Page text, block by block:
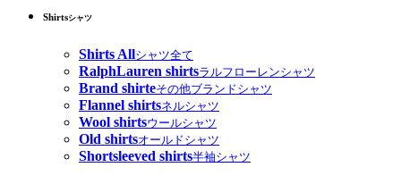
Shirtsシャツ
Shirts Allシャツ全て
RalphLauren shirtsラルフローレンシャツ
Brand shirteその他ブランドシャツ
Flannel shirtsネルシャツ
Wool shirtsウールシャツ
Old shirtsオールドシャツ
Shortsleeved shirts半袖シャツ